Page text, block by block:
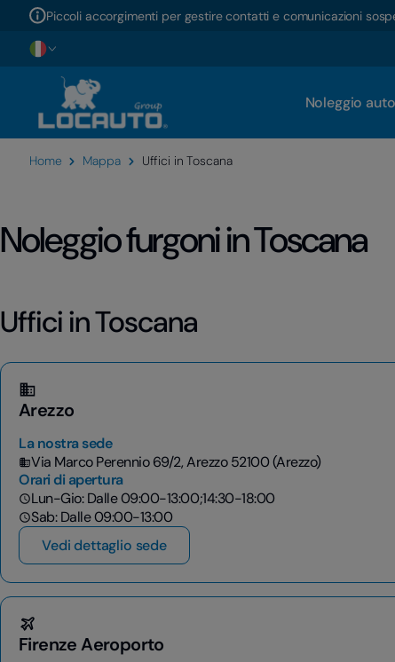
Piccoli accorgimenti per gestire contatti e comunicazioni
Noleggio auto
Home Mappa Uffici in Toscana
Noleggio furgoni in Toscana
Uffici in Toscana
Arezzo
La nostra sede
Via Marco Perennio 69/2, Arezzo 52100 (Arezzo)
Orari di apertura
Lun-Gio: Dalle 09:00-13:00;14:30-18:00
Sab: Dalle 09:00-13:00
Vedi dettaglio sede
Firenze Aeroporto